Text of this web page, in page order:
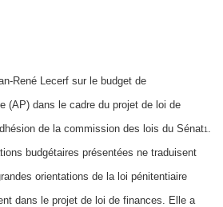
René Lecerf sur le budget de
(AP) dans le cadre du projet de loi de
de la commission des lois du Sénat1
budgétaires présentées ne traduisent
orientations de la loi pénitentiaire
dans le projet de loi de finances. Elle a